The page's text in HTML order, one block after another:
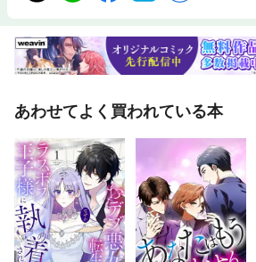
あわせてよく買われている本